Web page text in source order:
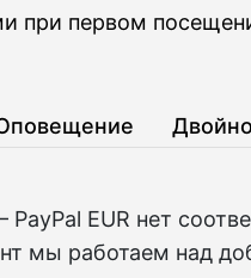
при первом
EUR нет
мы работаем над